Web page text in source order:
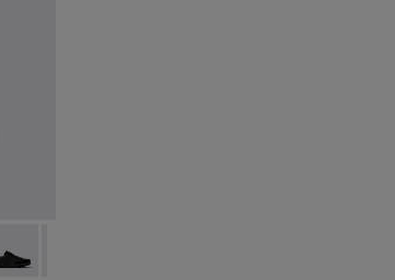
und Nubuk-Sneaker für Herren.
021
K100928-020
Trail - K100928-015